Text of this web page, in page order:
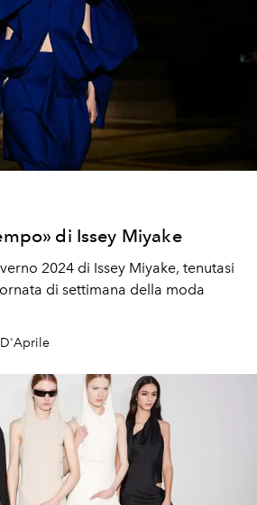
di Issey Miyake
2024 di Issey Miyake, tenutasi
di settimana della moda